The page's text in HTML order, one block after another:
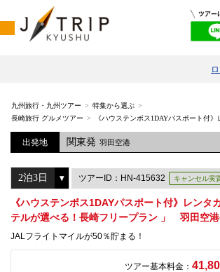
九州旅行・九州ツアー
特集から選ぶ
長崎旅行 グルメツアー
《ハウステンボス1DAYパスポート付
出発地 関東発 羽田空港
ツアーID：HN-415632 キャンセル実
《ハウステンボス1DAYパスポート付》レンタ
テルが選べる！長崎フリープラン 」 羽田空港
JALフライトマイルが50％貯まる！
ツアー基本料金：